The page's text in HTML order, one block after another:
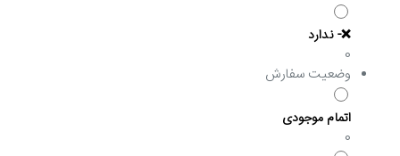
❌- ندارد
0
وضعیت سفارش
اتمام موجودی
0